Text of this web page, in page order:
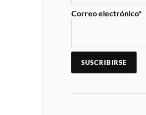
Correo electrónico*